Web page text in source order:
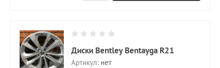
Диски Bentley Bentayga R21
Артикул: нет